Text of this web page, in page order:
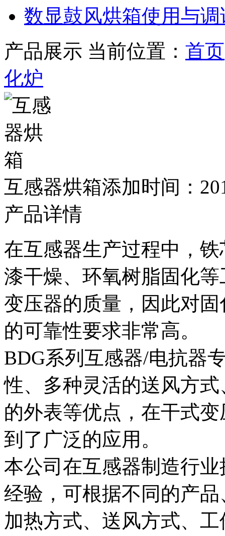
数显鼓风烘箱使用与调
产品展示 当前位置： 首页
化炉
互感器烘箱添加时间：
产品详情
在互感器生产过程中，
漆干燥、环氧树脂固化
变压器的质量，因此对
的可靠性要求非常高。
BDG系列互感器/电抗器
性、多种灵活的送风方
的外表等优点，在干式
到了广泛的应用。
本公司在互感器制造行
经验，可根据不同的产
加热方式、送风方式、